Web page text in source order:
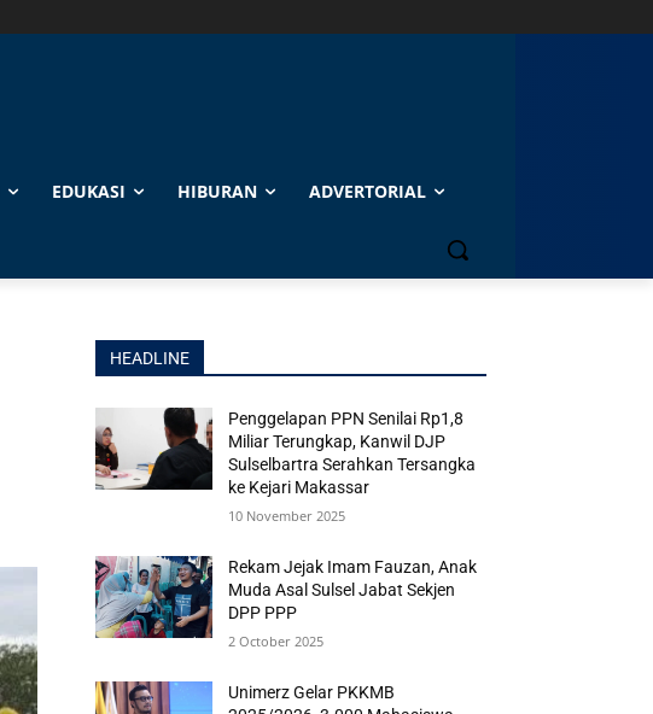
EDUKASI HIBURAN ADVERTORIAL
HEADLINE
Penggelapan PPN Senilai Rp1,8
Miliar Terungkap, Kanwil DJP
Sulselbartra Serahkan Tersangka
ke Kejari Makassar
10 November 2025
Rekam Jejak Imam Fauzan, Anak
Muda Asal Sulsel Jabat Sekjen
DPP PPP
2 October 2025
Unimerz Gelar PKKMB